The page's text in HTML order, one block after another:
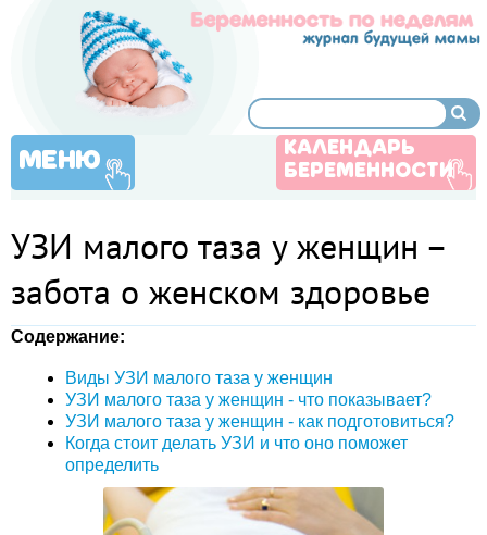
МЕНЮ
КАЛЕНДАРЬ
БЕРЕМЕННОСТИ
УЗИ малого таза у женщин –
забота о женском здоровье
Содержание:
Виды УЗИ малого таза у женщин
УЗИ малого таза у женщин - что показывает?
УЗИ малого таза у женщин - как подготовиться?
Когда стоит делать УЗИ и что оно поможет
определить